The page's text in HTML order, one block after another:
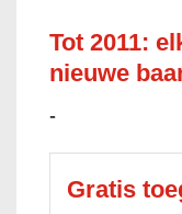
Tot 2011:
nieuwe
-
Gratis